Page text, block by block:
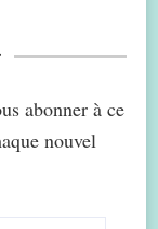
abonner à ce
nouvel